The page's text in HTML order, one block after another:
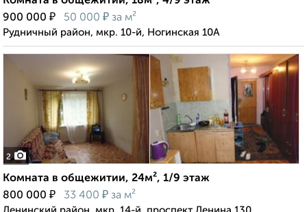
900 000 ₽ 50 000 ₽ за м²
Рудничный район, мкр. 10-й, Ногинская 10А
2
Комната в общежитии, 24м², 1/9 этаж
800 000 ₽ 33 400 ₽ за м²